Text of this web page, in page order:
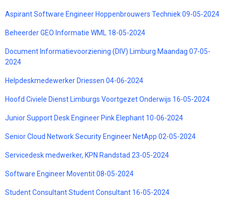
Aspirant Software Engineer Hoppenbrouwers Techniek 09-05-2024
Beheerder GEO Informatie WML 18-05-2024
Document Informatievoorziening (DIV) Limburg Maandag 07-05-
2024
Helpdeskmedewerker Driessen 04-06-2024
Hoofd Civiele Dienst Limburgs Voortgezet Onderwijs 16-05-2024
Junior Support Desk Engineer Pink Elephant 10-06-2024
Senior Cloud Network Security Engineer NetApp 02-05-2024
Servicedesk medwerker, KPN Randstad 23-05-2024
Software Engineer Moventit 08-05-2024
Student Consultant Student Consultant 16-05-2024